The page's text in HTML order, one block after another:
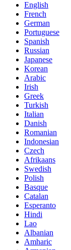
English
French
German
Portuguese
Spanish
Russian
Japanese
Korean
Arabic
Irish
Greek
Turkish
Italian
Danish
Romanian
Indonesian
Czech
Afrikaans
Swedish
Polish
Basque
Catalan
Esperanto
Hindi
Lao
Albanian
Amharic